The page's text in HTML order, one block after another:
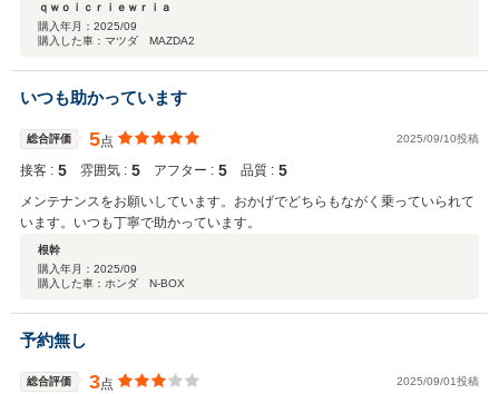
ｑｗｏｉｃｒｉｅｗｒｉａ
購入年月： 2025/09
購入した車：マツダ MAZDA2
いつも助かっています
総合評価 5点 2025/09/10投稿
接客 : 5 雰囲気 : 5 アフター : 5 品質 : 5
メンテナンスをお願いしています。おかげでどちらもながく乗っていられて
います。いつも丁寧で助かっています。
根幹
購入年月： 2025/09
購入した車：ホンダ N-BOX
予約無し
総合評価 3点 2025/09/01投稿